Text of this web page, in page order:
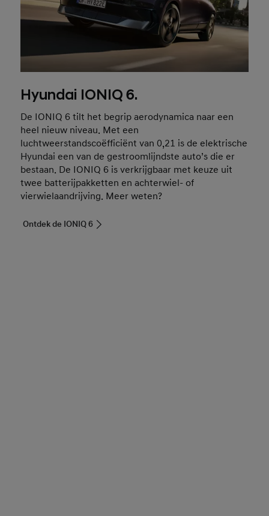
Hyundai IONIQ 6.
De IONIQ 6 tilt het begrip aerodynamica naar een
heel nieuw niveau. Met een
luchtweerstandscoëfficiënt van 0,21 is de elektrische
Hyundai een van de gestroomlijndste auto’s die er
bestaan. De IONIQ 6 is verkrijgbaar met keuze uit
twee batterijpakketten en achterwiel- of
vierwielaandrijving. Meer weten?
Ontdek de IONIQ 6